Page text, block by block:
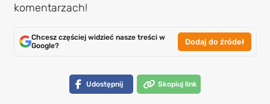
komentarzach!
Chcesz częściej widzieć nasze treści w
Google?
Dodaj do źródeł
Udostępnij Skopiuj link